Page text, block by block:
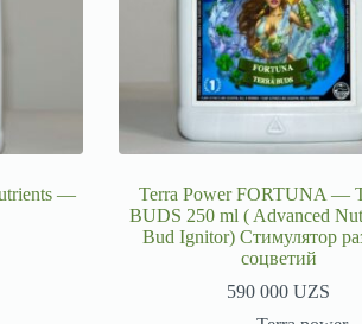
—
Terra Power FORTUNA —
BUDS 250 ml ( Advanced
Bud Ignitor) Стимулятор
соцветий
590 000UZS